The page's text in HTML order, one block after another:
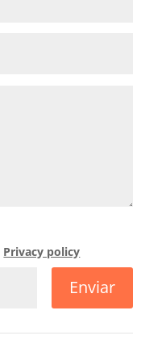
Privacy policy
Enviar